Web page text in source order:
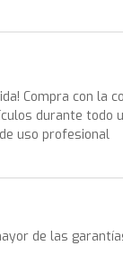
Compra con la
durante todo
uso profesional
de las